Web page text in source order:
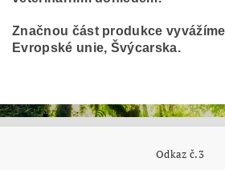
Značnou část produkce
Evropské unie, Švýcarska.
Odkaz č.3